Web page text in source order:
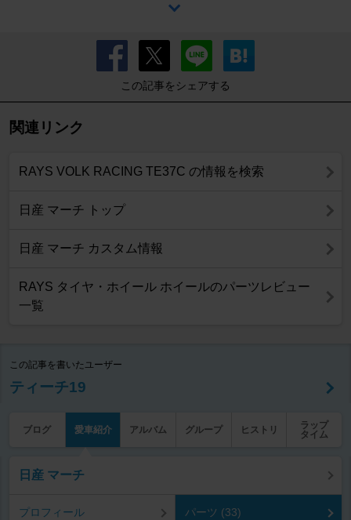
この記事をシェアする
関連リンク
RAYS VOLK RACING TE37C の情報を検索
日産 マーチ トップ
日産 マーチ カスタム情報
RAYS タイヤ・ホイール ホイールのパーツレビュー
一覧
この記事を書いたユーザー
ティーチ19
ブログ 愛車紹介 アルバム グループ ヒストリ
ラップ
タイム
日産 マーチ
プロフィール パーツ (33)